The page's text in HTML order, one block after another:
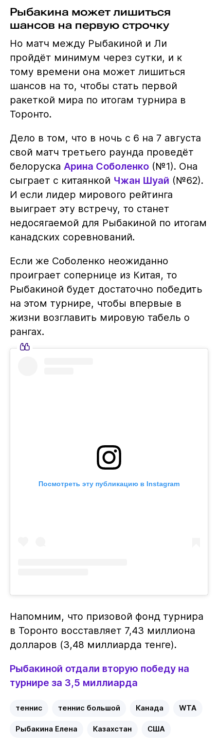
Рыбакина может лишиться
шансов на первую строчку
Но матч между Рыбакиной и Ли
пройдёт минимум через сутки, и к
тому времени она может лишиться
шансов на то, чтобы стать первой
ракеткой мира по итогам турнира в
Торонто.
Дело в том, что в ночь с 6 на 7 августа
свой матч третьего раунда проведёт
белоруска Арина Соболенко(№1). Она
сыграет с китаянкой Чжан Шуай (№62).
И если лидер мирового рейтинга
выиграет эту встречу, то станет
недосягаемой для Рыбакиной по итогам
канадских соревнований.
Если же Соболенко неожиданно
проиграет сопернице из Китая, то
Рыбакиной будет достаточно победить
на этом турнире, чтобы впервые в
жизни возглавить мировую табель о
рангах.
Посмотреть эту публикацию в Instagram
Напомним, что призовой фонд турнира
в Торонто восставляет 7,43 миллиона
долларов (3,48 миллиарда тенге).
Рыбакиной отдали вторую победу на
турнире за 3,5 миллиарда
теннис теннис большой Канада WTA
Рыбакина Елена Казахстан США